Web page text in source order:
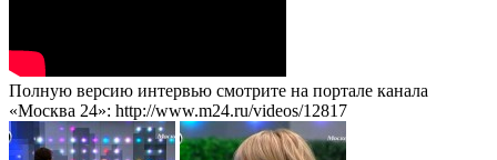
Полную версию интервью смотрите на портале канала
«Москва 24»: http://www.m24.ru/videos/12817